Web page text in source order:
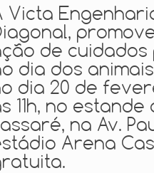
Victa
de
dia dos
dia 20 de
11h, no
na Av.
Arena